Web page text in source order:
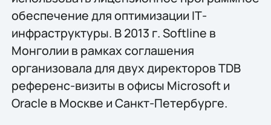
обеспечение для оптимизации IТ-
инфраструктуры. В 2013 г. Softline в
Монголии в рамках соглашения
организовала для двух директоров TDB
референс-визиты в офисы Microsoft и
Oracle в Москве и Санкт-Петербурге.